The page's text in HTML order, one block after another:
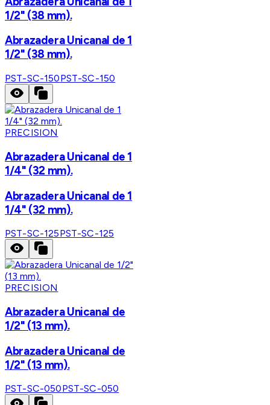
1/2" (38 mm).
Abrazadera Unicanal de 1
1/2" (38 mm).
PST-SC-150PST-SC-150
PRECISION
Abrazadera Unicanal de 1
1/4" (32 mm).
Abrazadera Unicanal de 1
1/4" (32 mm).
PST-SC-125PST-SC-125
PRECISION
Abrazadera Unicanal de
1/2" (13 mm).
Abrazadera Unicanal de
1/2" (13 mm).
PST-SC-050PST-SC-050